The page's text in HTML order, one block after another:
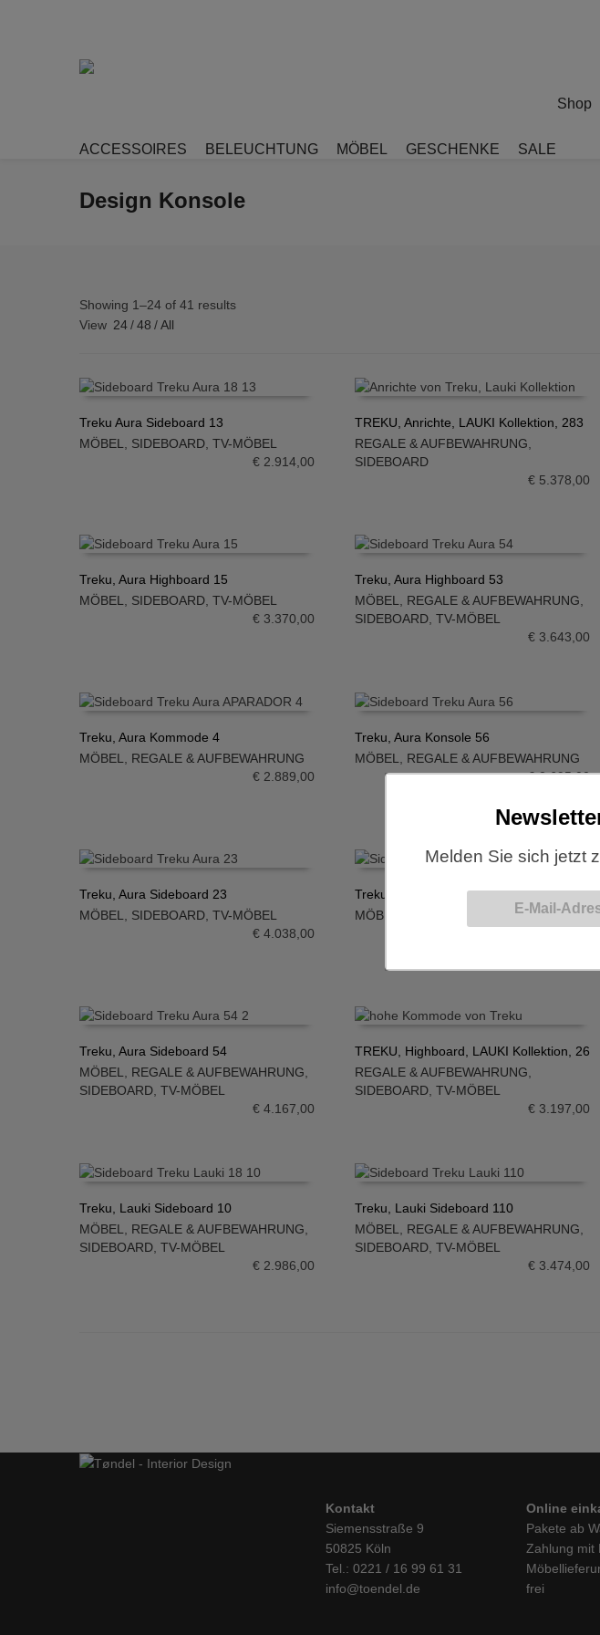
Shop
ACCESSOIRES BELEUCHTUNG MÖBEL GESCHENKE SALE
Design Konsole
Showing 1–24 of 41 results
View 24/48 /All
IN DEN WARENKORB
Treku Aura Sideboard 13
MÖBEL, SIDEBOARD, TV-MÖBEL
€2.914,00
IN DEN WARENKORB
TREKU, Anrichte, LAUKI Kollektion, 283
REGALE & AUFBEWAHRUNG,
SIDEBOARD
€ 5.378,00
IN DEN WARENKORB
Treku, Aura Highboard 15
MÖBEL, SIDEBOARD, TV-MÖBEL
€3.370,00
IN DEN WARENKORB
Treku, Aura Highboard 53
MÖBEL, REGALE & AUFBEWAHRUNG,
SIDEBOARD,TV-MÖBEL
€ 3.643,00
IN DEN WARENKORB
Treku, Aura Kommode 4
MÖBEL
REGALE & AUFBEWAHRUNG
€2.889,00
IN DEN WARENKORB
Treku, Aura Konsole 56
MÖBEL
REGALE & AUFBEWAHRUNG
€2.695,00
IN DEN WARENKORB
Treku, Aura Sideboard 23
MÖBEL
SIDEBOARD TV-MÖBEL
€4.038,00
IN DEN WARENKORB
Treku, Aura Sideboard 37
MÖBEL
TV-MÖBEL
IN DEN WARENKORB
Treku, Aura Sideboard 54
MÖBEL
REGALE & AUFBEWAHRUNG
SIDEBOARD TV-MÖBEL
€4.167,00
IN DEN WARENKORB
TREKU, Highboard, LAUKI Kollektion, 26
REGALE & AUFBEWAHRUNG
SIDEBOARD ,TV-MÖBEL
€ 3.197,00
IN DEN WARENKORB
Treku, Lauki Sideboard 10
MÖBEL
REGALE & AUFBEWAHRUNG
SIDEBOARD TV-MÖBEL
€2.986,00
IN DEN WARENKORB
Treku, Lauki Sideboard 110
MÖBEL
REGALE & AUFBEWAHRUNG
SIDEBOARD ,TV-MÖBEL
€ 3.474,00
Kontakt
Siemensstraße 9
50825 Köln
Tel.: 0221 / 16 99 61 31
info@toendel.de
Online
Pakete ab
Zahlung mit
frei
Melden Sie sich jetzt